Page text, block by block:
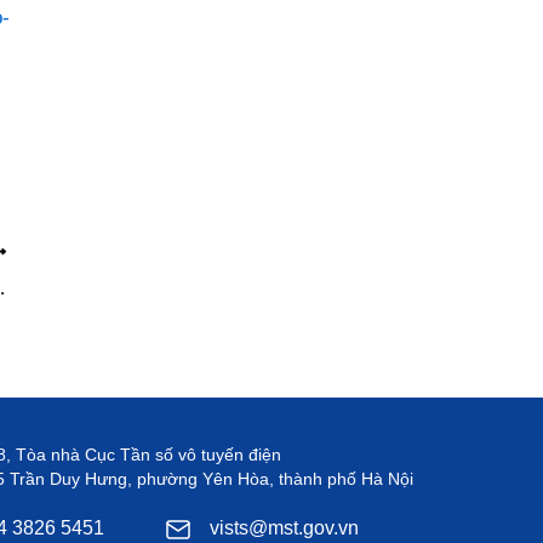
đẩy hoạt động đổi mới sáng tạo ở Việt Nam”
Tòa nhà Cục Tần số vô tuyến điện
Trần Duy Hưng, phường Yên Hòa, thành phố Hà Nội
3826 5451 vists@mst.gov.vn